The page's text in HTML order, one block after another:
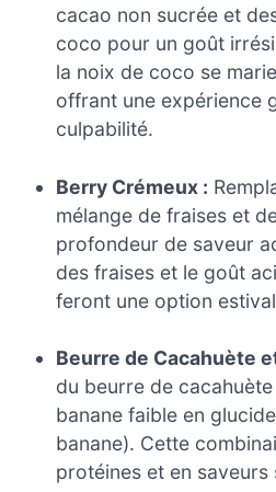
cacao non sucrée et
coco pour un goût
la noix de coco se
offrant une expérience
culpabilité.
Berry Crémeux :
mélange de fraises et
profondeur de saveur
des fraises et le goût
feront une option
Beurre de Cacahuète
du beurre de
banane faible en
banane). Cette
protéines et en